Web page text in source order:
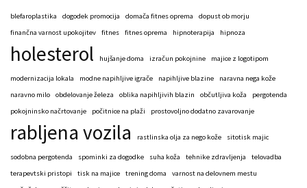
blefaroplastika dogodek promocija domača fitnes oprema
dopust ob morju
finančna varnost upokojitev
fitnes fitnes oprema hipnoterapija hipnoza
holesterol hujšanje doma izračun pokojnine majice z logotipom
modernizacija lokala modne napihljive igrače napihljive blazine
naravna nega kože
naravno milo
obdelovanje železa oblika napihljivih blazin občutljiva koža
pergotenda
pokojninsko načrtovanje
počitnice na plaži prostovoljno dodatno zavarovanje
rabljena vozila rastlinska olja za nego kože sitotisk majic
sodobna pergotenda spominki za dogodke suha koža tehnike zdravljenja
telovadba
terapevtski pristopi
tisk na majice trening doma
varnost na delovnem mestu